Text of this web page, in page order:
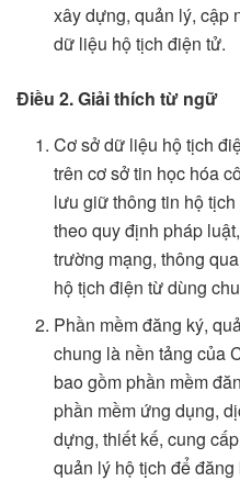
xây dựng, quản lý, cập
dữ liệu hộ tịch điện tử.
Điều 2. Giải thích từ ngữ
Cơ sở dữ liệu hộ tịch
trên cơ sở tin học hóa
lưu giữ thông tin hộ
theo quy định pháp
trường mạng, thông
hộ tịch điện từ dùng
Phần mềm đăng ký,
chung là nền tảng của
bao gồm phần mềm
phần mềm ứng dụng,
dựng, thiết kế, cung
quản lý hộ tịch để